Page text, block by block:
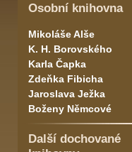
Osobní knihovna
Mikoláše Alše
K. H. Borovského
Karla Čapka
Zdeňka Fibicha
Jaroslava Ježka
Boženy Němcové
Další dochované